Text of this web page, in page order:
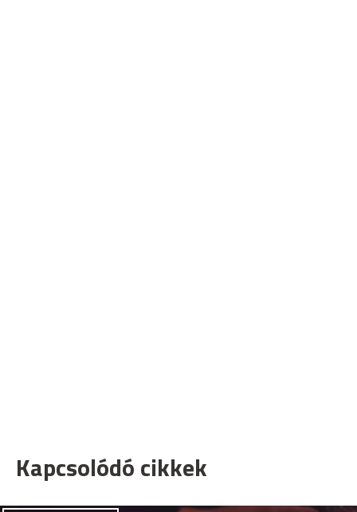
Kapcsolódó cikkek